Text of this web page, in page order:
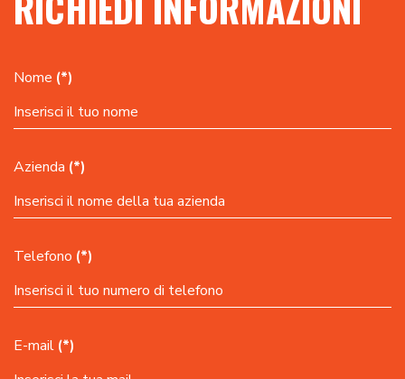
Nome (*)
Azienda (*)
Telefono (*)
E-mail (*)